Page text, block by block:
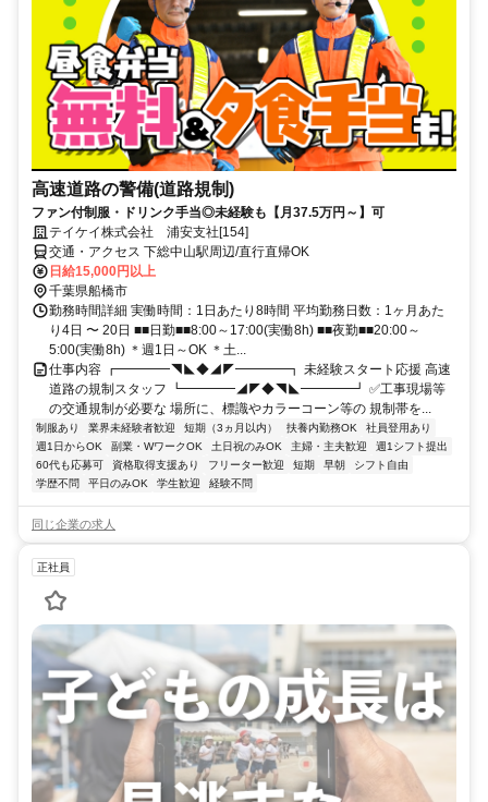
高速道路の警備(道路規制)
ファン付制服・ドリンク手当◎未経験も【月37.5万円～】可
テイケイ株式会社 浦安支社[154]
交通・アクセス 下総中山駅周辺/直行直帰OK
日給15,000円以上
千葉県船橋市
勤務時間詳細 実働時間：1日あたり8時間 平均勤務日数：1ヶ月あた
り4日 〜 20日 ■■日勤■■8:00～17:00(実働8h) ■■夜勤■■20:00～
5:00(実働8h) ＊週1日～OK ＊土...
仕事内容 ┏━━━━◥◣◆◢◤━━━━┓ 未経験スタート応援 高速
道路の規制スタッフ ┗━━━━◢◤◆◥◣━━━━┛ ✅工事現場等
の交通規制が必要な 場所に、標識やカラーコーン等の 規制帯を...
制服あり 業界未経験者歓迎 短期（3ヵ月以内） 扶養内勤務OK
社員登用あり
週1日からOK
副業・WワークOK 土日祝のみOK 主婦・主夫歓迎
週1シフト提出
60代も応募可
資格取得支援あり フリーター歓迎 短期 早朝
シフト自由
学歴不問
平日のみOK 学生歓迎 経験不問
同じ企業の求人
正社員